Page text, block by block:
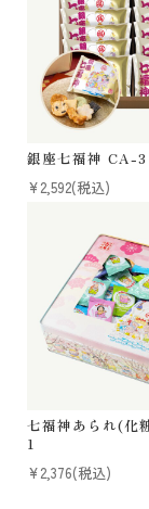
銀座七福神 CA-3
¥2,592(税込)
七福神あられ(化
1
¥2,376(税込)